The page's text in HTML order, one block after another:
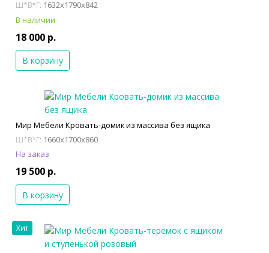
Ш*В*Г: 1632x1790x842
В наличии
18 000 р.
В корзину
Мир Мебели Кровать-домик из массива без ящика
Ш*В*Г: 1660x1700x860
На заказ
19 500 р.
В корзину
Хит